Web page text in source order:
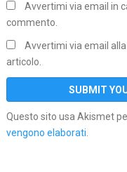
Avvertimi via email in
commento.
Avvertimi via email
articolo.
Questo sito usa Akismet
vengono elaborati.